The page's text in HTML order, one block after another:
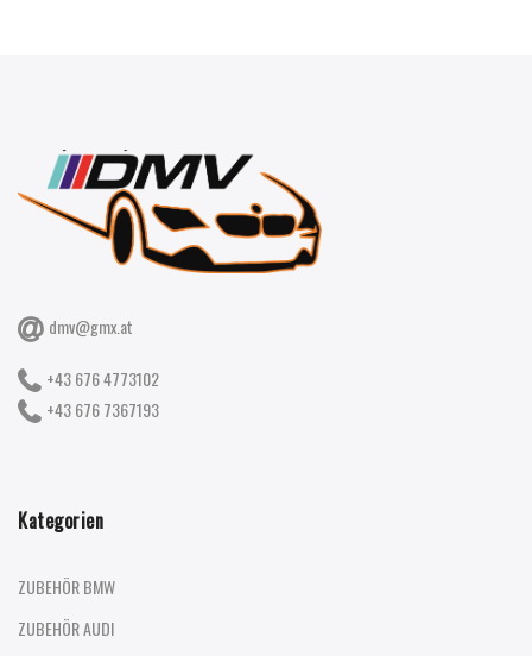
dmv@gmx.at
+43 676 4773102
+43 676 7367193
Kategorien
ZUBEHÖR BMW
ZUBEHÖR AUDI